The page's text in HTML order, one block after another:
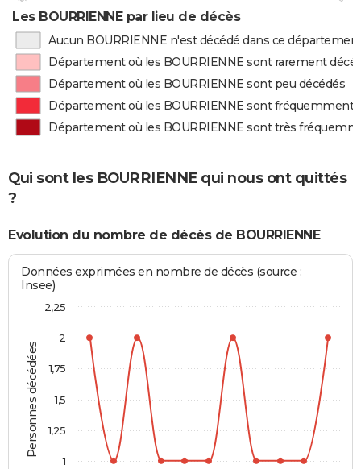
Les BOURRIENNE par lieu de décès
Aucun BOURRIENNE n'est décédé dans ce
Département où les BOURRIENNE sont rarement
Département où les BOURRIENNE sont peu décédés
Département où les BOURRIENNE sont fréquemment
Département où les BOURRIENNE sont très
Qui sont les BOURRIENNE qui nous ont quittés
?
Evolution du nombre de décès de BOURRIENNE
Personnes décédées
Données exprimées en nombre de décès (source :
Insee)
1
1,25
1,5
1,75
2
2,25